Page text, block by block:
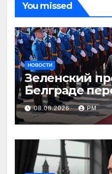
You missed
НОВОСТИ
Зеленский
Белграде
Вучичем
08.08.2026 РМ